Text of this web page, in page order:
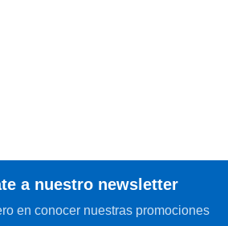
a nuestro newsletter
en conocer nuestras promociones